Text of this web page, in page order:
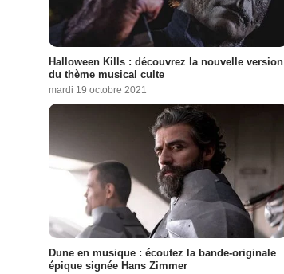
Halloween Kills : découvrez la nouvelle version
du thème musical culte
mardi 19 octobre 2021
Dune en musique : écoutez la bande-originale
épique signée Hans Zimmer